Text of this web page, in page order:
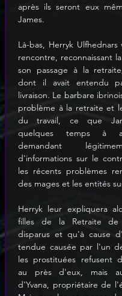
après ils seront eux
James.
Là-bas, Herryk
rencontre, reconnaissant
son passage à la
dont il avait entendu
livraison. Le barbare
problème à la retraite et
du travail, ce que
quelques temps à
demandant
d'informations sur le
les récents problèmes
des mages et les entités
Herryk leur expliquera
filles de la Retraite de
disparus et qu'à cause
tendue causée par l'un
les prostituées refusent
au près d'eux, mais
d'Yvana, propriétaire de